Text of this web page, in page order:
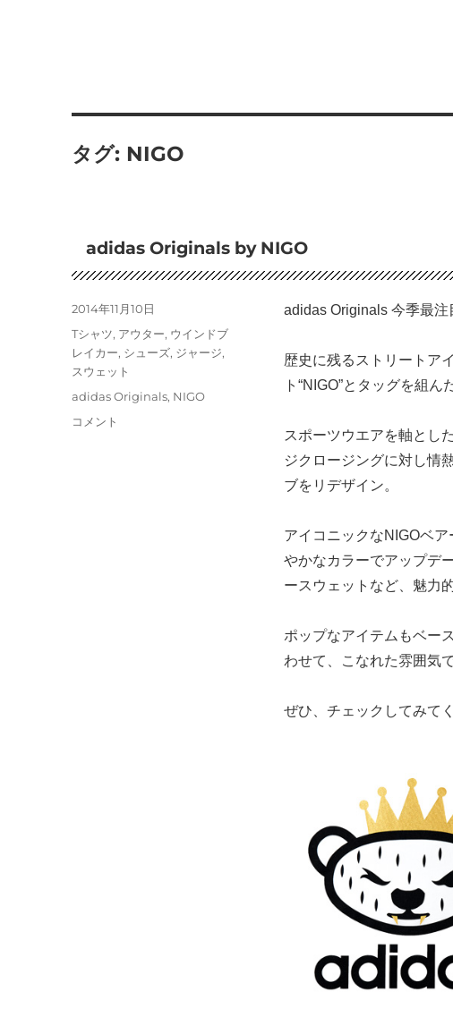
タグ: NIGO
adidas Originals by NIGO
adidas Originals 今季最注
歴史に残るストリートア
ト“NIGO”とタッグを組
スポーツウエアを軸とし
ジクロージングに対し情
ブをリデザイン。
アイコニックなNIGOベ
やかなカラーでアップデ
ースウェットなど、魅力
ポップなアイテムもベー
わせて、こなれた雰囲気
ぜひ、チェックしてみて
投
2014年11月10日
カ
テ
ゴ
Tシャツ, アウター, ウインドブ
レイカー, シューズ, ジャージ,
スウェット
タ
adidas Originals, NIGO
adidas
コメント